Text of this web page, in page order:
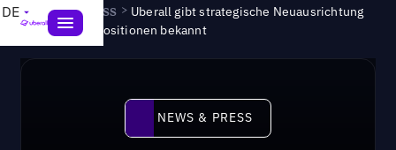
DE News & Press > Uberall gibt strategische Neuausrichtung
der Führungspositionen bekannt
News & Press
NEWS & PRESS